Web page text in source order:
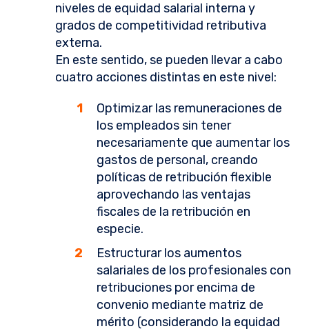
niveles de equidad salarial interna y
grados de competitividad retributiva
externa.
En este sentido, se pueden llevar a cabo
cuatro acciones distintas en este nivel:
Optimizar las remuneraciones de
los empleados sin tener
necesariamente que aumentar los
gastos de personal, creando
políticas de retribución flexible
aprovechando las ventajas
fiscales de la retribución en
especie.
Estructurar los aumentos
salariales de los profesionales con
retribuciones por encima de
convenio mediante matriz de
mérito (considerando la equidad